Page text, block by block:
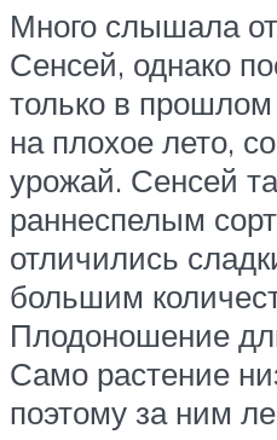
Много слышала
Сенсей, однако
только в
на плохое лето,
урожай. Сенсей
раннеспелым
отличились
большим
Плодоношение
Само растение
поэтому за ним